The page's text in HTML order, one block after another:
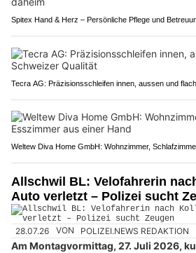
Spitex Hand & Herz – Persönliche Pflege und
Tecra AG: Präzisionsschleifen innen, aussen und
Weltew Diva Home GmbH: Wohnzimmer,
Allschwil BL: Velofahrerin
Auto verletzt – Polizei sucht
28.07.26 VON POLIZEI.NEWS REDAKTION
Am Montagvormittag, 27. Juli 2026,